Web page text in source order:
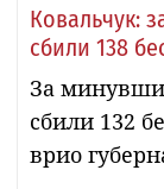
Ковальчук:
сбили 138
За
сбили 132
врио